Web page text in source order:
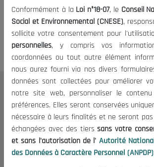
Nous vous prions de
excuser, mais l'accès
contenu est
Le CNESE
A Propos
Le président
Organisation
Publications
Conformément à la Loi n°18-07, le Conseil
Social et Environnemental (CNESE),
sollicite votre consentement pour
personnelles, y compris vos
coordonnées ou tout autre élément
nous aurez fourni via nos divers
données sont collectées pour améliorer
notre site web, personnaliser le
préférences. Elles seront conservées
nécessaire à leurs finalités et ne seront
échangées avec des tierssans votre
et sans l'autorisation de l' Autorité
des Données à Caractère Personnel (ANPDP)